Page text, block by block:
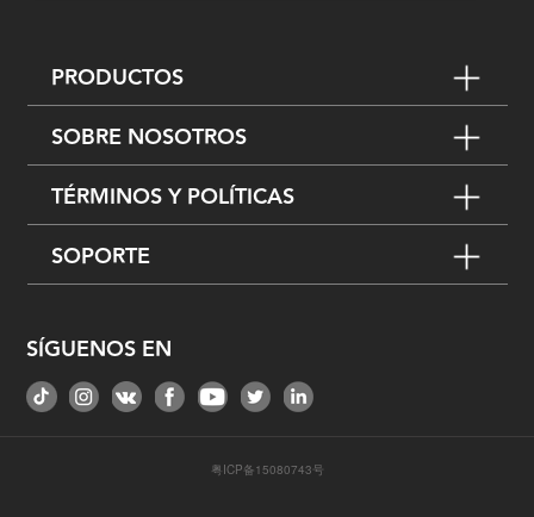
PRODUCTOS
SOBRE NOSOTROS
TÉRMINOS Y POLÍTICAS
SOPORTE
SÍGUENOS EN
粤ICP备15080743号